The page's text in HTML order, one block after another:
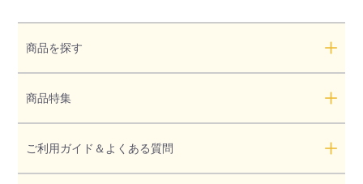
商品を探す
商品特集
ご利用ガイド＆よくある質問